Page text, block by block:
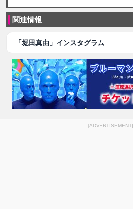
関連情報
「堀田真由」インスタグラム
[ADVERTISEMENT]